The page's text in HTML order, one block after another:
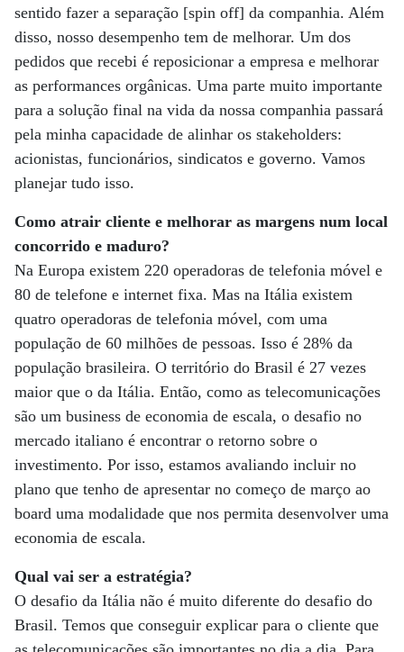
sentido fazer a separação [spin off] da companhia. Além
disso, nosso desempenho tem de melhorar. Um dos
pedidos que recebi é reposicionar a empresa e melhorar
as performances orgânicas. Uma parte muito importante
para a solução final na vida da nossa companhia passará
pela minha capacidade de alinhar os stakeholders:
acionistas, funcionários, sindicatos e governo. Vamos
planejar tudo isso.
Como atrair cliente e melhorar as margens num local
concorrido e maduro?
Na Europa existem 220 operadoras de telefonia móvel e
80 de telefone e internet fixa. Mas na Itália existem
quatro operadoras de telefonia móvel, com uma
população de 60 milhões de pessoas. Isso é 28% da
população brasileira. O território do Brasil é 27 vezes
maior que o da Itália. Então, como as telecomunicações
são um business de economia de escala, o desafio no
mercado italiano é encontrar o retorno sobre o
investimento. Por isso, estamos avaliando incluir no
plano que tenho de apresentar no começo de março ao
board uma modalidade que nos permita desenvolver uma
economia de escala.
Qual vai ser a estratégia?
O desafio da Itália não é muito diferente do desafio do
Brasil. Temos que conseguir explicar para o cliente que